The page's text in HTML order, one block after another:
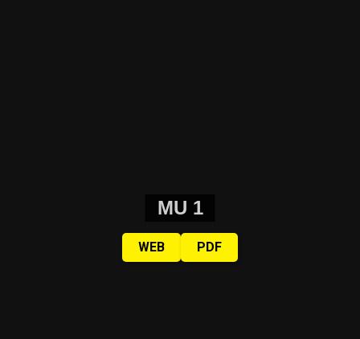
MU 1
WEB PDF